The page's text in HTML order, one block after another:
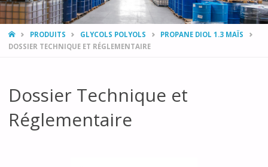
HOMEPRODUITS GLYCOLS POLYOLS
PROPANE DIOL 1.3 MAÏS
DOSSIER TECHNIQUE ET RÉGLEMENTAIRE
Dossier Technique et
Réglementaire